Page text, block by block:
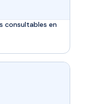
consultables en